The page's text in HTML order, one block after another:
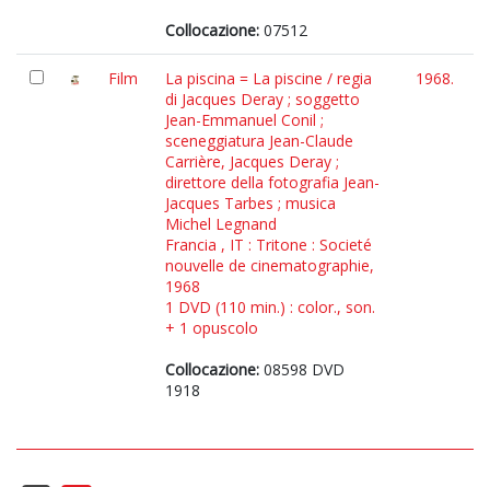
Collocazione: 07512
Film
La piscina = La piscine / regia
di Jacques Deray ; soggetto
Jean-Emmanuel Conil ;
sceneggiatura Jean-Claude
Carrière, Jacques Deray ;
direttore della fotografia Jean-
Jacques Tarbes ; musica
Michel Legnand
Francia , IT : Tritone : Societé
nouvelle de cinematographie,
1968
1 DVD (110 min.) : color., son.
+ 1 opuscolo
Collocazione: 08598 DVD
1918
1968.